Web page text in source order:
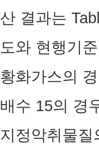
산 결과는
도와 현행기
황화가스의
배수 15의 경
지정악취물